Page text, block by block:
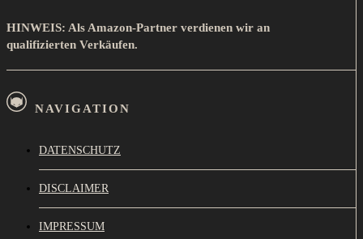
HINWEIS: Als Amazon-Partner verdienen wir an
qualifizierten Verkäufen.
NAVIGATION
DATENSCHUTZ
DISCLAIMER
IMPRESSUM